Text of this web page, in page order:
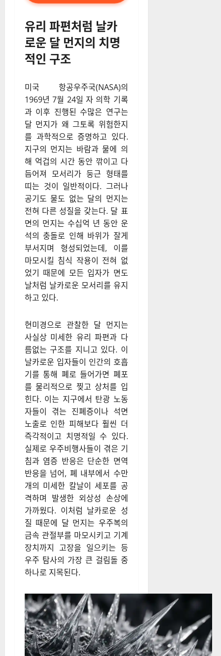
유리 파편처럼 날카
로운 달 먼지의 치명
적인 구조
미국 항공우주국(NASA)의
1969년 7월 24일 자 의학 기록
과 이후 진행된 수많은 연구는
달 먼지가 왜 그토록 위험한지
를 과학적으로 증명하고 있다.
지구의 먼지는 바람과 물에 의
해 억겁의 시간 동안 깎이고 다
듬어져 모서리가 둥근 형태를
띠는 것이 일반적이다. 그러나
공기도 물도 없는 달의 먼지는
전혀 다른 성질을 갖는다. 달 표
면의 먼지는 수십억 년 동안 운
석의 충돌로 인해 바위가 잘게
부서지며 형성되었는데, 이를
마모시킬 침식 작용이 전혀 없
었기 때문에 모든 입자가 면도
날처럼 날카로운 모서리를 유지
하고 있다.
현미경으로 관찰한 달 먼지는
사실상 미세한 유리 파편과 다
름없는 구조를 지니고 있다. 이
날카로운 입자들이 인간의 호흡
기를 통해 폐로 들어가면 폐포
를 물리적으로 찢고 상처를 입
힌다. 이는 지구에서 탄광 노동
자들이 겪는 진폐증이나 석면
노출로 인한 피해보다 훨씬 더
즉각적이고 치명적일 수 있다.
실제로 우주비행사들이 겪은 기
침과 염증 반응은 단순한 면역
반응을 넘어, 폐 내부에서 수만
개의 미세한 칼날이 세포를 공
격하며 발생한 외상성 손상에
가까웠다. 이처럼 날카로운 성
질 때문에 달 먼지는 우주복의
금속 관절부를 마모시키고 기계
장치까지 고장을 일으키는 등
우주 탐사의 가장 큰 걸림돌 중
하나로 지목된다.